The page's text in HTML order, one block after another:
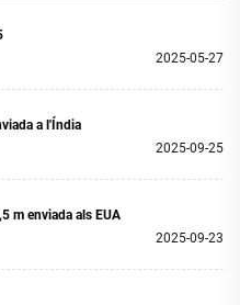
2025-05-27
a l'Índia
2025-09-25
m enviada als EUA
2025-09-23